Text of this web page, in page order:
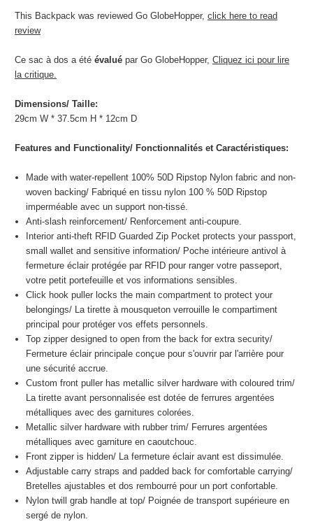
This Backpack was reviewed Go GlobeHopper, click here to read
review
Ce sac à dos a été évalué par Go GlobeHopper, Cliquez ici pour lire
la critique.
Dimensions/ Taille:
29cm W * 37.5cm H * 12cm D
Features and Functionality/ Fonctionnalités et Caractéristiques:
Made with water-repellent 100% 50D Ripstop Nylon fabric and non-
woven backing/ Fabriqué en tissu nylon 100 % 50D Ripstop
imperméable avec un support non-tissé.
Anti-slash reinforcement/ Renforcement anti-coupure.
Interior anti-theft RFID Guarded Zip Pocket protects your passport,
small wallet and sensitive information/ Poche intérieure antivol à
fermeture éclair protégée par RFID pour ranger votre passeport,
votre petit portefeuille et vos informations sensibles.
Click hook puller locks the main compartment to protect your
belongings/ La tirette à mousqueton verrouille le compartiment
principal pour protéger vos effets personnels.
Top zipper designed to open from the back for extra security/
Fermeture éclair principale conçue pour s'ouvrir par l'arrière pour
une sécurité accrue.
Custom front puller has metallic silver hardware with coloured trim/
La tirette avant personnalisée est dotée de ferrures argentées
métalliques avec des garnitures colorées.
Metallic silver hardware with rubber trim/ Ferrures argentées
métalliques avec garniture en caoutchouc.
Front zipper is hidden/ La fermeture éclair avant est dissimulée.
Adjustable carry straps and padded back for comfortable carrying/
Bretelles ajustables et dos rembourré pour un port confortable.
Nylon twill grab handle at top/ Poignée de transport supérieure en
sergé de nylon.